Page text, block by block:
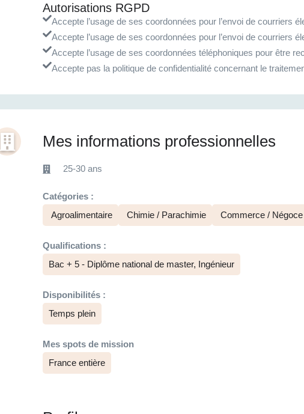
Autorisations RGPD
Accepte l’usage de ses coordonnées pour l’envoi de courriers
Accepte l’usage de ses coordonnées pour l’envoi de courriers
Accepte l’usage de ses coordonnées téléphoniques pour être
Accepte pas la politique de confidentialité concernant le
Mes informations professionnelles
25-30 ans
Catégories :
Agroalimentaire
Chimie / Parachimie Commerce /
Qualifications :
Bac + 5 - Diplôme national de master, Ingénieur
Disponibilités :
Temps plein
Mes spots de mission
France entière